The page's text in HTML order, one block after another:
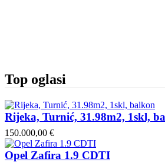
Top oglasi
Rijeka, Turnić, 31.98m2, 1skl,
150.000,00 €
Opel Zafira 1.9 CDTI